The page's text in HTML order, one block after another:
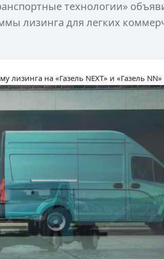
технологии»
лизинга для легких
лизинга на «Газель NEXT» и «Газель NN»